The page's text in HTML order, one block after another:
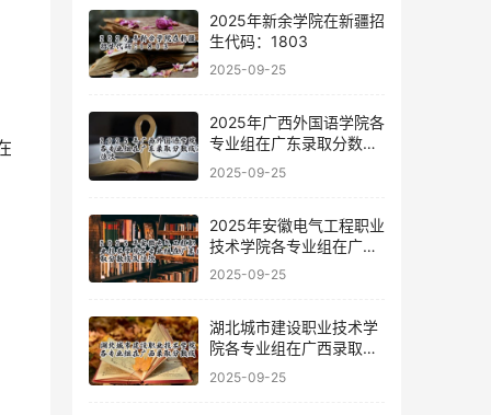
2025年新余学院在新疆招
生代码：1803
2025-09-25
2025年广西外国语学院各
专业组在广东录取分数线
及位次
2025-09-25
2025年安徽电气工程职业
技术学院各专业组在广东
录取分数线及位次
2025-09-25
湖北城市建设职业技术学
院各专业组在广西录取分
数线
2025-09-25